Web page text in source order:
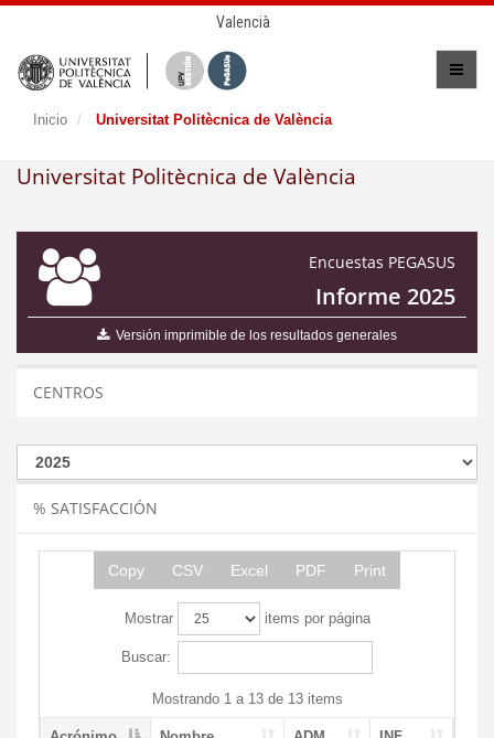
Valencià
Inicio Universitat Politècnica de València
Universitat Politècnica de València
Encuestas PEGASUS
Informe 2025
Versión imprimible de los resultados generales
CENTROS
% SATISFACCIÓN
Copy CSV Excel PDF Print
Mostrar items por página
Buscar:
Mostrando 1 a 13 de 13 items